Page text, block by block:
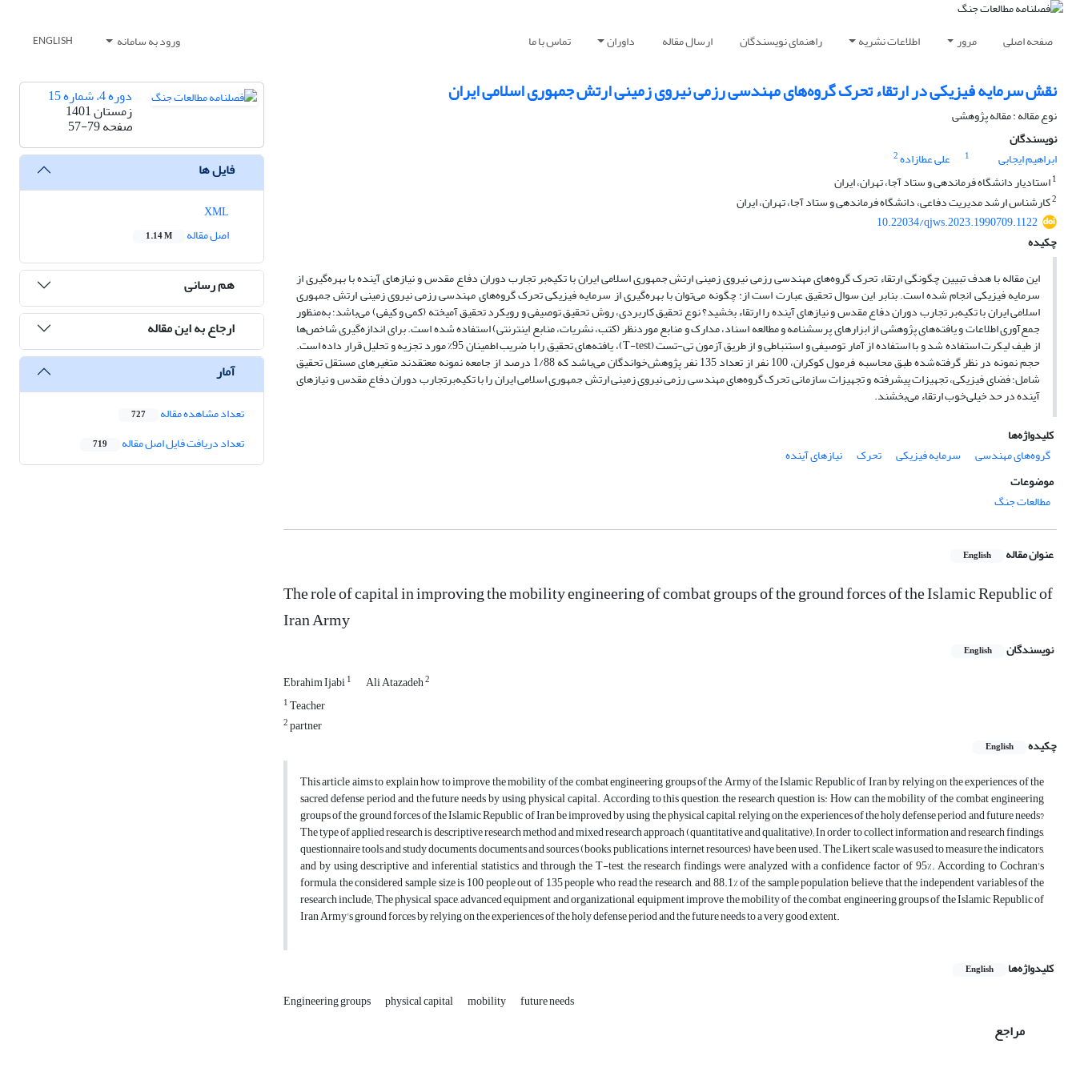
صفحه اصلی مرور اطلاعات نشریه راهنمای نویسندگان ارسال مقاله داوران تماس با ما ورود به سامانه ENGLISH
نقش سرمایه فیزیکی در ارتقاء تحرک گروه‌های مهندسی رزمی نیروی زمینی ارتش جمهوری اسلامی ایران
نوع مقاله : مقاله پژوهشی
نویسندگان
ابراهیم ایجابی
1 علی عطازاده2
1استادیار دانشگاه فرماندهی و ستاد آجا، تهران، ایران
2کارشناس ارشد مدیریت دفاعی، دانشگاه فرماندهی و ستاد آجا، تهران، ایران
10.22034/qjws.2023.1990709.1122
چکیده
این مقاله با هدف تبیین چگونگی ارتقاء تحرک گروه‌های مهندسی رزمی نیروی زمینی ارتش جمهوری اسلامی ایران با تکیه‌بر تجارب دوران دفاع مقدس و نیازهای آینده با بهره‌گیری از
سرمایه فیزیکی انجام شده است. بنابر این سوال تحقیق عبارت است از: چگونه می‌توان با بهره‌گیری از سرمایه فیزیکی تحرک گروه‌های مهندسی رزمی نیروی زمینی ارتش جمهوری
اسلامی ایران با تکیه‌بر تجارب دوران دفاع مقدس و نیازهای آینده را ارتقاء بخشید؟ نوع تحقیق کاربردی، روش تحقیق توصیفی و رویکرد تحقیق آمیخته (کمی و کیفی) می‌‌باشد؛ به‌منظور
جمع‌‌آوری اطلاعات و یافته‌های پژوهشی از ابزارهای پرسشنامه و مطالعه اسناد، مدارک و منابع موردنظر (کتب، نشریات، منابع اینترنتی) استفاده شده است. برای اندازه‌گیری شاخص‌ها
از طیف لیکرت استفاده‌ شد و با استفاده از آمار توصیفی و استنباطی و از طریق آزمون تی-تست (T-test)، یافته‌های تحقیق را با ضریب اطمینان 95% مورد تجزیه‌ و تحلیل قرار داده است.
حجم نمونه در نظر گرفته‌شده طبق محاسبه فرمول کوکران، 100 نفر از تعداد 135 نفر پژوهش‌‌خواندگان می‌باشد که 1/88 درصد از جامعه نمونه معتقدند متغیرهای مستقل تحقیق
شامل؛ فضای فیزیکی، تجهیزات پیشرفته و تجهیزات سازمانی تحرک گروه‌های مهندسی رزمی نیروی زمینی ارتش جمهوری اسلامی ایران را با تکیه‌بر‌تجارب دوران دفاع مقدس و نیازهای
آینده در حد خیلی‌‌خوب ارتقاء می‌‌بخشند.
کلیدواژه‌ها
گروه‌‌های مهندسی
سرمایه فیزیکی تحرک
نیازهای آینده
موضوعات
مطالعات جنگ
عنوان مقاله English
The role of capital in improving the mobility engineering of combat groups of the ground forces of the Islamic Republic of
Iran Army
نویسندگان English
Ebrahim Ijabi1 Ali Atazadeh2
1Teacher
2partner
چکیده
English
This article aims to explain how to improve the mobility of the combat engineering groups of the Army of the Islamic Republic of Iran by relying on the experiences of the
sacred defense period and the future needs by using physical capital. According to this question, the research question is: How can the mobility of the combat engineering
groups of the ground forces of the Islamic Republic of Iran be improved by using the physical capital, relying on the experiences of the holy defense period and future needs?
The type of applied research is descriptive research method and mixed research approach (quantitative and qualitative); In order to collect information and research findings,
questionnaire tools and study documents, documents and sources (books, publications, internet resources) have been used. The Likert scale was used to measure the indicators,
and by using descriptive and inferential statistics and through the T-test, the research findings were analyzed with a confidence factor of 95%. According to Cochran's
formula, the considered sample size is 100 people out of 135 people who read the research, and 88.1% of the sample population believe that the independent variables of the
research include; The physical space, advanced equipment and organizational equipment improve the mobility of the combat engineering groups of the Islamic Republic of
Iran Army's ground forces by relying on the experiences of the holy defense period and the future needs to a very good extent.
کلیدواژه‌ها English
Engineering groups physical capital mobility future needs
مراجع
دوره 4، شماره 15
زمستان 1401
صفحه57-79
فایل ها
اصل مقاله
1.14 M
هم رسانی
ارجاع به این مقاله
آمار
تعداد مشاهده مقاله 727
تعداد دریافت فایل اصل مقاله 719